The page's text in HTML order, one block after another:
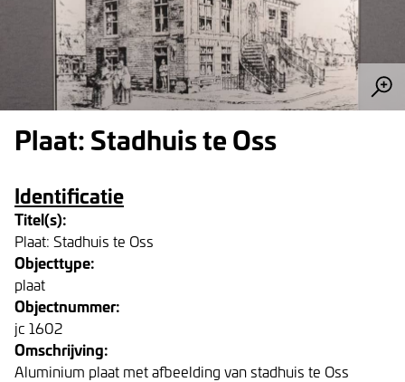
Plaat: Stadhuis te Oss
Identificatie
Titel(s):
Plaat: Stadhuis te Oss
Objecttype:
plaat
Objectnummer:
jc 1602
Omschrijving:
Aluminium plaat met afbeelding van stadhuis te Oss